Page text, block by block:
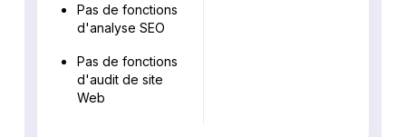
Pas de fonctions
d'analyse SEO
Pas de fonctions
d'audit de site
Web